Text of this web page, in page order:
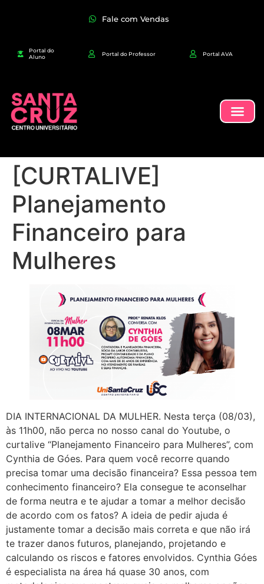
Fale com Vendas
Portal do
Aluno
Portal do Professor Portal AVA
[CURTALIVE]
Planejamento
Financeiro para
Mulheres
DIA INTERNACIONAL DA MULHER. Nesta terça (08/03),
às 11h00, não perca no nosso canal do Youtube, o
curtalive “Planejamento Financeiro para Mulheres”, com
Cynthia de Góes. Para quem você recorre quando
precisa tomar uma decisão financeira? Essa pessoa tem
conhecimento financeiro? Ela consegue te aconselhar
de forma neutra e te ajudar a tomar a melhor decisão
de acordo com os fatos? A ideia de pedir ajuda é
justamente tomar a decisão mais correta e que não irá
te trazer danos futuros, planejando, projetando e
calculando os riscos e fatores envolvidos. Cynthia Góes
é especialista na área há quase 30 anos, com